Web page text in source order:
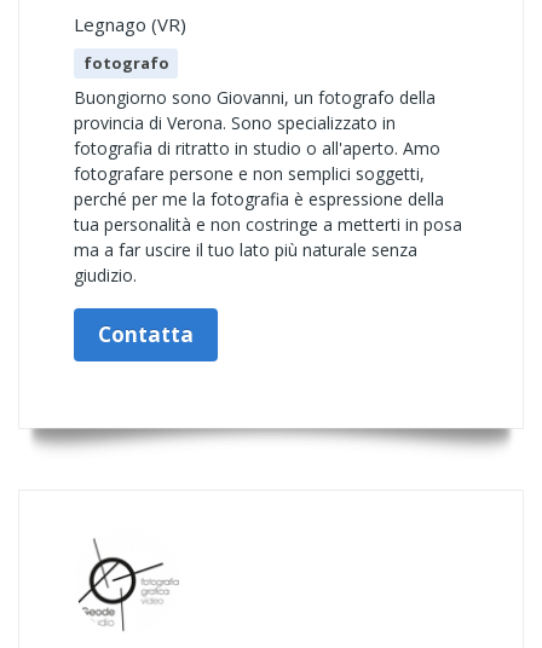
Legnago (VR)
fotografo
Buongiorno sono Giovanni, un fotografo della
provincia di Verona. Sono specializzato in
fotografia di ritratto in studio o all'aperto. Amo
fotografare persone e non semplici soggetti,
perché per me la fotografia è espressione della
tua personalità e non costringe a metterti in posa
ma a far uscire il tuo lato più naturale senza
giudizio.
Contatta